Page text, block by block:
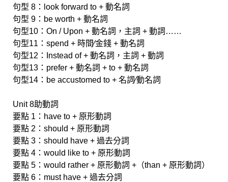
句型 8：look forward to + 動名詞
句型 9：be worth + 動名詞
句型10：On / Upon + 動名詞，主詞 + 動詞……
句型11：spend + 時間∕金錢 + 動名詞
句型12：Instead of + 動名詞，主詞 + 動詞
句型13：prefer + 動名詞 + to + 動名詞
句型14：be accustomed to + 名詞∕動名詞
Unit 8助動詞
要點 1：have to + 原形動詞
要點 2：should + 原形動詞
要點 3：should have + 過去分詞
要點 4：would like to + 原形動詞
要點 5：would rather + 原形動詞 +（than + 原形動詞）
要點 6：must have + 過去分詞